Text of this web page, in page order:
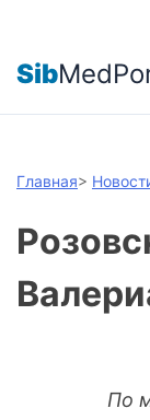
Sib
Главная>
По